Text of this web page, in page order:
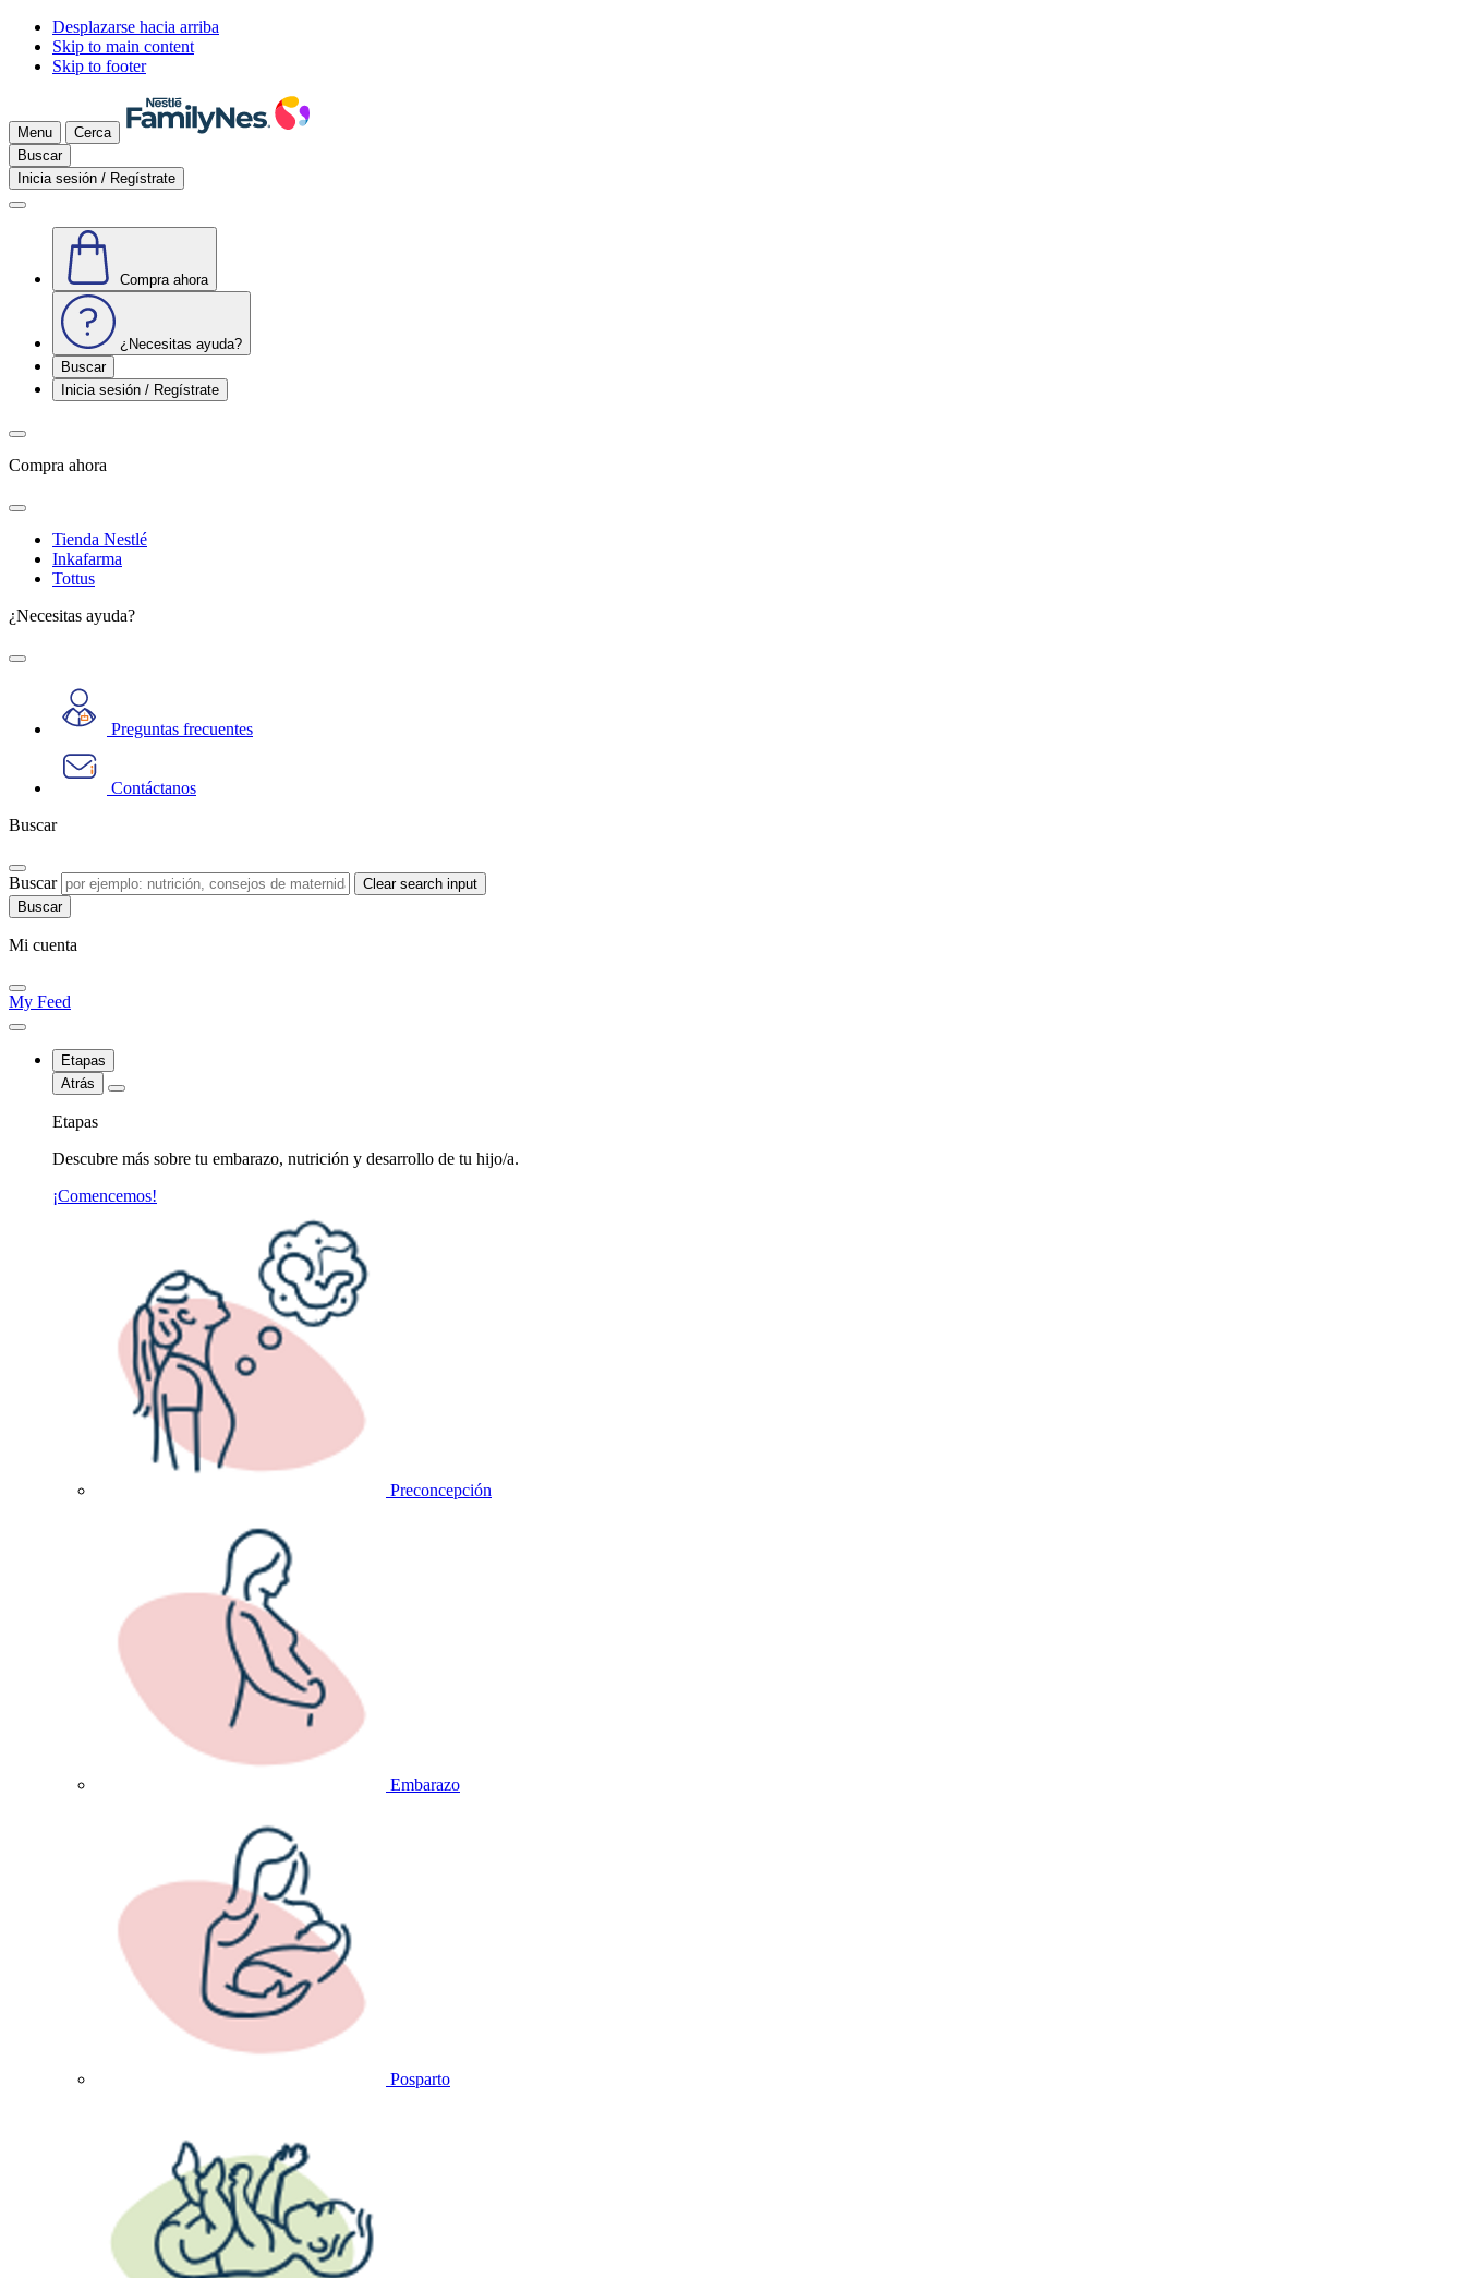
Desplazarse hacia arriba
Skip to main content
Skip to footer
Menu
Cerca
Buscar
Inicia sesión / Regístrate
Compra ahora
¿Necesitas ayuda?
Buscar
Inicia sesión / Regístrate
Compra ahora
Tienda Nestlé
Inkafarma
Tottus
¿Necesitas ayuda?
Preguntas frecuentes
Contáctanos
Buscar
Buscar Clear search input
Mi cuenta
My Feed
Etapas
Atrás
Etapas
Descubre más sobre tu embarazo, nutrición y desarrollo de tu hijo/a.
¡Comencemos!
Preconcepción
Embarazo
Posparto